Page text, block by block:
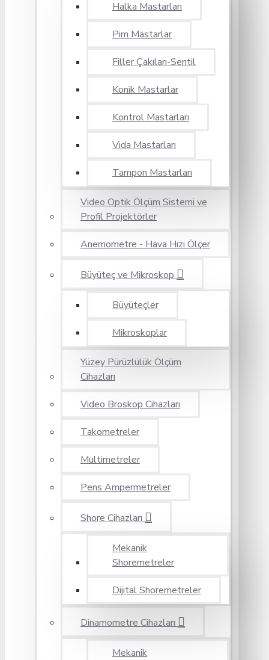
Halka Mastarları
Pim Mastarlar
Filler Çakıları-Sentil
Konik Mastarlar
Kontrol Mastarları
Vida Mastarları
Tampon Mastarları
Video Optik Ölçüm Sistemi ve
Profil Projektörler
Anemometre - Hava Hızı Ölçer
Büyüteç ve Mikroskop
Büyüteçler
Mikroskoplar
Yüzey Pürüzlülük Ölçüm
Cihazları
Video Broskop Cihazları
Takometreler
Multimetreler
Pens Ampermetreler
Shore Cihazları
Mekanik
Shoremetreler
Dijital Shoremetreler
Dinamometre Cihazları
Mekanik